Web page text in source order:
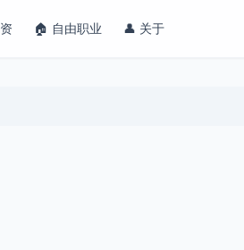
🏠 自由职业 👤 关于